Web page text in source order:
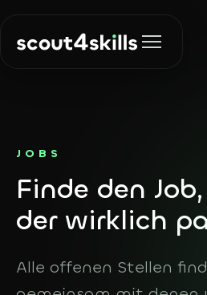
Recruiting
Die richtigen
Menschen finden
KI & Automation
Über uns
JOBS
Finde den Job,
der wirklich
Alle offenen Stellen